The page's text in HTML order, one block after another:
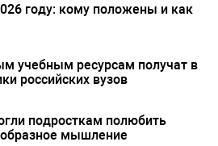
году: кому положены и как
учебным ресурсам получат в
российских вузов
подросткам полюбить
мышление